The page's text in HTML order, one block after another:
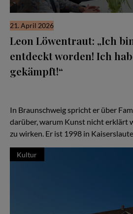
21. April 2026
Leon Löwentraut: „Ich
entdeckt worden! Ich
gekämpft!“
In Braunschweig spricht er über
darüber, warum Kunst nicht erklärt
zu wirken. Er ist 1998 in
Kultur